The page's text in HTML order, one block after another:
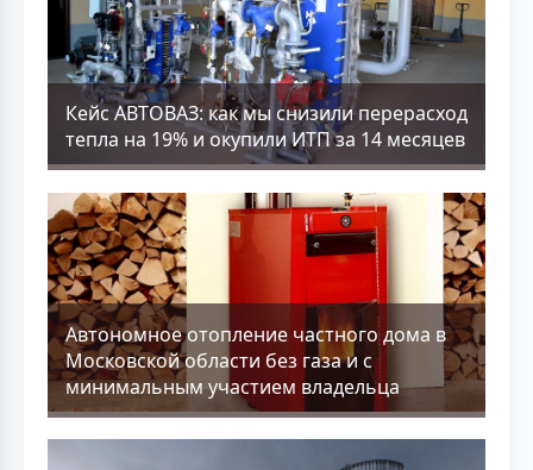
Кейс АВТОВАЗ: как мы снизили перерасход
тепла на 19% и окупили ИТП за 14 месяцев
Aвтономное отопление частного дома в
Московской области без газа и с
минимальным участием владельца